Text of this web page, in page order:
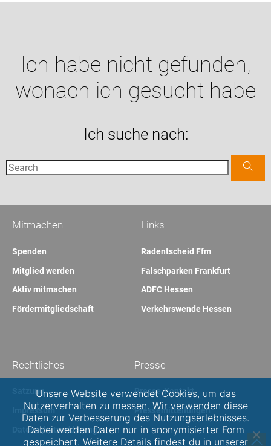
Ich habe nicht gefunden,
wonach ich gesucht habe
Ich suche nach:
Links
Radentscheid Ffm
Falschparken Frankfurt
ADFC Hessen
Verkehrswende Hessen
Mitmachen
Spenden
Mitglied werden
Aktiv mitmachen
Fördermitgliedschaft
Presse
Presse-Kontakt
Pressemitteilungen
Rechtliches
Satzung
Impressum
Datenschutzerklärung
Unsere Website verwendet Cookies, um das
Nutzerverhalten zu messen. Wir verwenden diese
Daten zur Verbesserung des Nutzungserlebnisses.
Dabei werden Daten nur in anonymisierter Form
gespeichert. Weitere Details findest du in unserer